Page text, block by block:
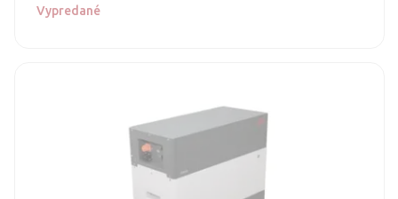
Vypredané